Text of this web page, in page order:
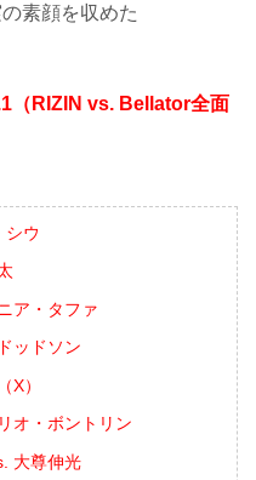
素顔を収めた
（RIZIN vs. Bellator全面
シウ
ア・タファ
ッドソン
X）
オ・ボントリン
大尊伸光